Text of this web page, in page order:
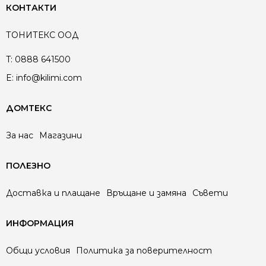
КОНТАКТИ
ТОНИТЕКС ООД
T: 0888 641500
E: info@kilimi.com
ДОМТЕКС
За нас Магазини
ПОЛЕЗНО
Доставка и плащане Връщане и замяна Съвети
ИНФОРМАЦИЯ
Общи условия Политика за поверителност